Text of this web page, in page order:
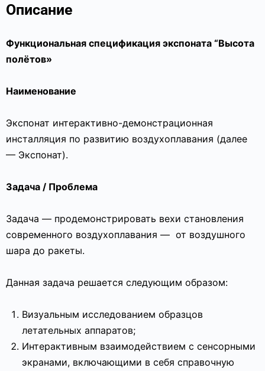
Описание
Функциональная спецификация экспоната “Высота
полётов»
Наименование
Экспонат интерактивно-демонстрационная
инсталляция по развитию воздухоплавания (далее
— Экспонат).
Задача / Проблема
Задача — продемонстрировать вехи становления
современного воздухоплавания — от воздушного
шара до ракеты.
Данная задача решается следующим образом:
Визуальным исследованием образцов
летательных аппаратов;
Интерактивным взаимодействием с сенсорными
экранами, включающими в себя справочную